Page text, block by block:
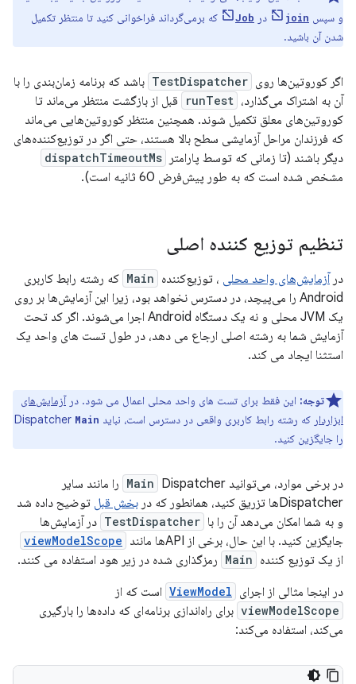
و سپس join در Job
که برمی‌گرداند فراخوانی کنید تا منتظر تکمیل
شدن آن باشید.
اگر کوروتین‌ها روی TestDispatcher باشد که برنامه زمان‌بندی را با
آن به اشتراک می‌گذارد، runTest
قبل از بازگشت منتظر می‌ماند تا
کوروتین‌های معلق تکمیل شوند. همچنین منتظر کوروتین‌هایی می‌ماند
که فرزندان مراحل آزمایشی سطح بالا هستند، حتی اگر در توزیع‌کننده‌های
دیگر باشند (تا زمانی که توسط پارامتر
dispatchTimeoutMs
مشخص شده است که به طور پیش‌فرض 60 ثانیه است).
تنظیم توزیع کننده اصلی
در آزمایش‌های واحد محلی ، توزیع‌کننده Main که رشته رابط کاربری
Android را می‌پیچد، در دسترس نخواهد بود، زیرا این آزمایش‌ها بر روی
یک JVM محلی و نه یک دستگاه Android اجرا می‌شوند. اگر کد تحت
آزمایش شما به رشته اصلی ارجاع می دهد، در طول تست های واحد یک
استثنا ایجاد می کند.
توجه: این فقط برای تست های واحد محلی اعمال می شود. درآزمایش‌های
ابزاردار که رشته رابط کاربری واقعی در دسترس است، نباید Dispatcher Main
را جایگزین کنید.
در برخی موارد، می‌توانید Main Dispatcher را مانند سایر
Dispatcherها تزریق کنید، همانطور که در
بخش قبل توضیح داده شد
و به شما امکان می‌دهد آن را با TestDispatcher در آزمایش‌ها
جایگزین کنید. با این حال، برخی از APIها مانند
viewModelScope
از یک توزیع کننده Main رمزگذاری شده در زیر هود استفاده می کنند.
در اینجا مثالی از اجرای ViewModel است که از
viewModelScope برای راه‌اندازی برنامه‌ای که داده‌ها را بارگیری
می‌کند، استفاده می‌کند: